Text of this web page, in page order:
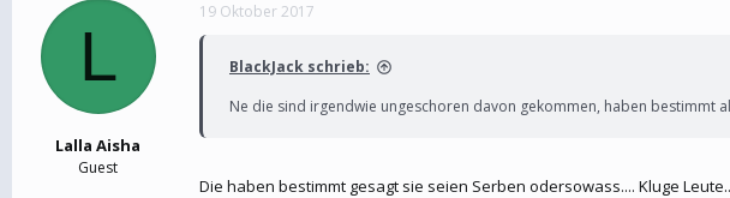
L
Lalla Aisha
Guest
19 Oktober 2017
BlackJack schrieb:
Ne die sind irgendwie ungeschoren davon gekommen, haben bestimmt
Die haben bestimmt gesagt sie seien Serben odersowass.... Kluge